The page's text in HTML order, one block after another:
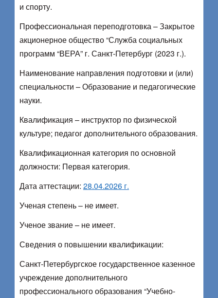
и спорту.
Профессиональная переподготовка – Закрытое
акционерное общество “Служба социальных
программ “ВЕРА” г. Санкт-Петербург (2023 г.).
Наименование направления подготовки и (или)
специальности – Образование и педагогические
науки.
Квалификация – инструктор по физической
культуре; педагог дополнительного образования.
Квалификационная категория по основной
должности: Первая категория.
Дата аттестации: 28.04.2026 г.
Ученая степень – не имеет.
Ученое звание – не имеет.
Сведения о повышении квалификации:
Санкт-Петербургское государственное казенное
учреждение дополнительного
профессионального образования “Учебно-